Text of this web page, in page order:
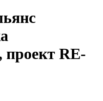
проект RE-